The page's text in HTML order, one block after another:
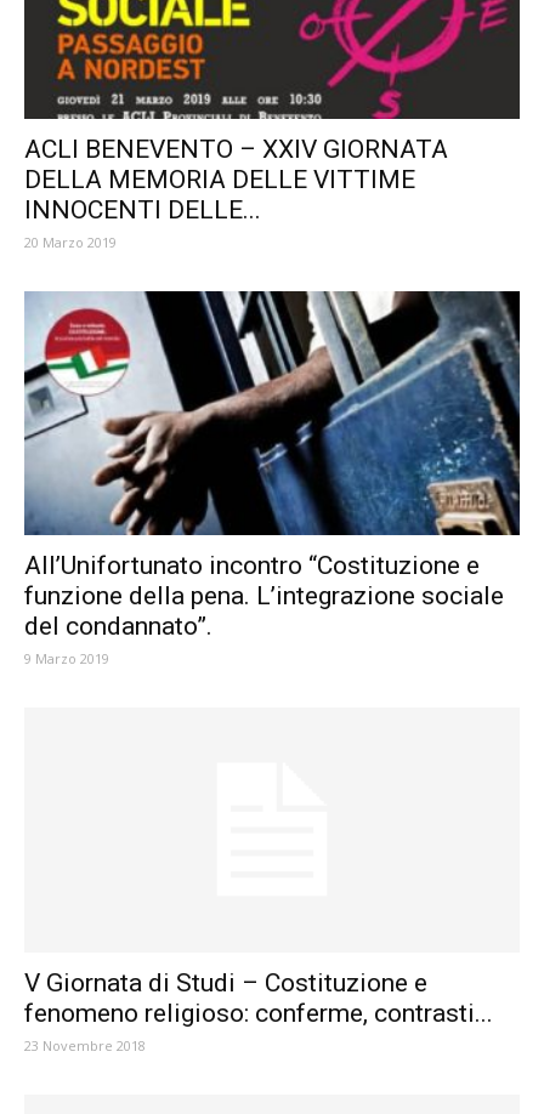
ACLI BENEVENTO – XXIV GIORNATA
DELLA MEMORIA DELLE VITTIME
INNOCENTI DELLE...
20 Marzo 2019
All’Unifortunato incontro “Costituzione e
funzione della pena. L’integrazione sociale
del condannato”.
9 Marzo 2019
V Giornata di Studi – Costituzione e
fenomeno religioso: conferme, contrasti...
23 Novembre 2018